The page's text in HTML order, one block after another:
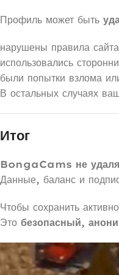
Профиль может быть
нарушены правила
использовались
были попытки взлома
В остальных случаях
Итог
BongaCams не
Данные, баланс и
Чтобы сохранить
Это безопасный,